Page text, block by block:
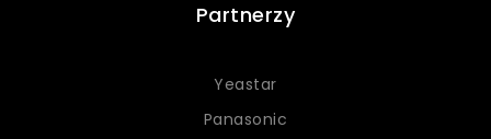
Partnerzy
Yeastar
Panasonic